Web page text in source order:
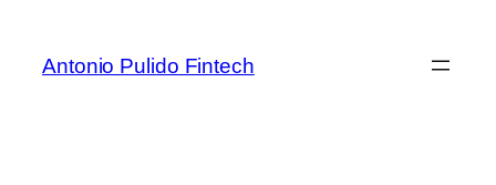
Antonio Pulido Fintech